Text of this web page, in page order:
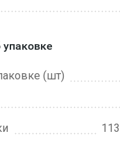
(шт)